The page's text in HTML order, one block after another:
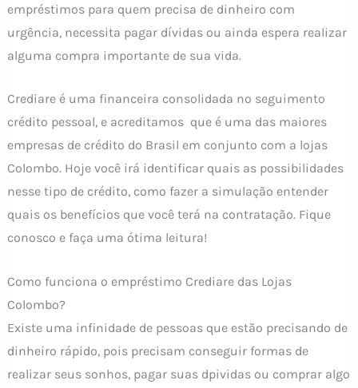
empréstimos para quem precisa de dinheiro com
urgência, necessita pagar dívidas ou ainda espera realizar
alguma compra importante de sua vida.
Crediare é uma financeira consolidada no seguimento
crédito pessoal, e acreditamos que é uma das maiores
empresas de crédito do Brasil em conjunto com a lojas
Colombo. Hoje você irá identificar quais as possibilidades
nesse tipo de crédito, como fazer a simulação entender
quais os benefícios que você terá na contratação. Fique
conosco e faça uma ótima leitura!
Como funciona o empréstimo Crediare das Lojas
Colombo?
Existe uma infinidade de pessoas que estão precisando de
dinheiro rápido, pois precisam conseguir formas de
realizar seus sonhos, pagar suas dpividas ou comprar algo